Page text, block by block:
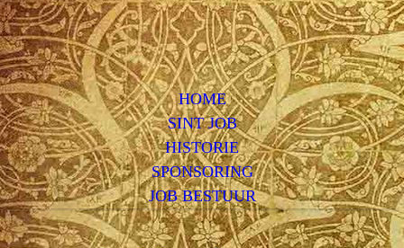
HOME
SINT JOB
HISTORIE
SPONSORING
JOB BESTUUR